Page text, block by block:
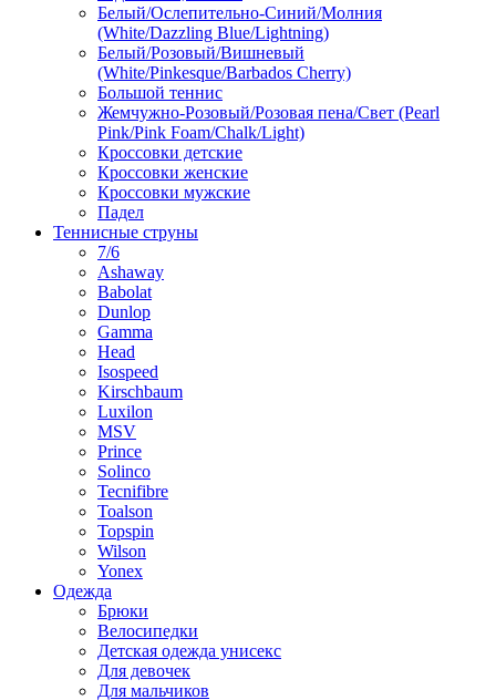
Белый/Ослепительно-Синий/Молния
(White/Dazzling Blue/Lightning)
Белый/Розовый/Вишневый
(White/Pinkesque/Barbados Cherry)
Большой теннис
Жемчужно-Розовый/Розовая пена/Свет (Pearl
Pink/Pink Foam/Chalk/Light)
Кроссовки детские
Кроссовки женские
Кроссовки мужские
Падел
Теннисные струны
7/6
Ashaway
Babolat
Dunlop
Gamma
Head
Isospeed
Kirschbaum
Luxilon
MSV
Prince
Solinco
Tecnifibre
Toalson
Topspin
Wilson
Yonex
Одежда
Брюки
Велосипедки
Детская одежда унисекс
Для девочек
Для мальчиков